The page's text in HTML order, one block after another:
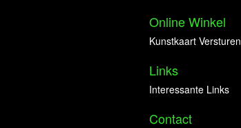
Online Winkel
Kunstkaart Versturen
Links
Interessante Links
Contact